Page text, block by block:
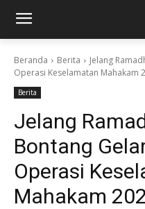
Beranda Berita
Jelang
Operasi Keselamatan Mahakam
Berita
Jelang
Bontang
Operasi
Mahakam